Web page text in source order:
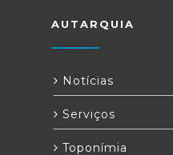
AUTARQUIA
Notícias
Serviços
Toponímia